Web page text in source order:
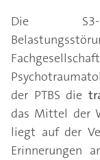
Die S3-
der PTBS die
das Mittel der
liegt auf der
Erinnerungen